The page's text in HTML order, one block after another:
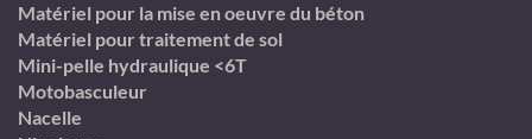
Matériel pour la mise en oeuvre du béton
Matériel pour traitement de sol
Mini-pelle hydraulique <6T
Motobasculeur
Nacelle